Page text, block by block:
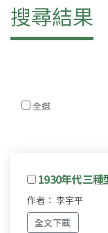
搜尋結果
全選
1930年代三種
作者： 李宇平
全文下載